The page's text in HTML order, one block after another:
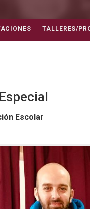
TALLERES/
Escolar